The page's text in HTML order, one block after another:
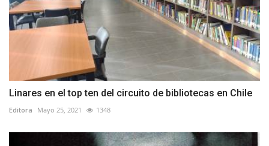
Linares en el top ten del circuito de bibliotecas en Chile
Editora Mayo 25, 2021 1348